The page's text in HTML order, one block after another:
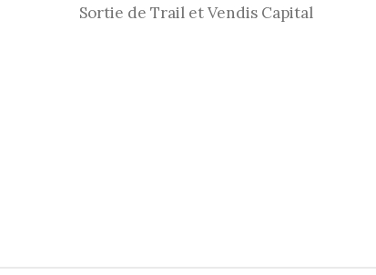
Sortie de Trail et Vendis Capital